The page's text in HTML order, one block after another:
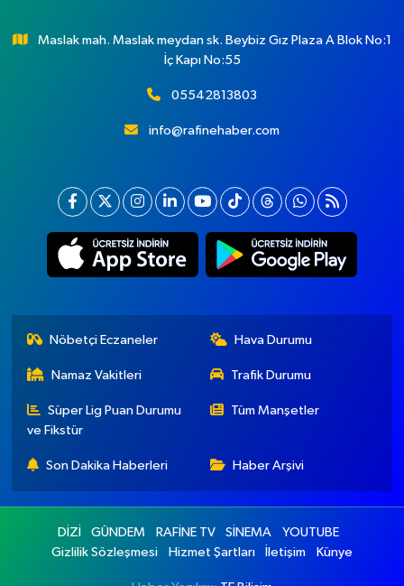
Maslak mah. Maslak meydan sk. Beybiz Gız Plaza A Blok No:1
İç Kapı No:55
05542813803
info@rafinehaber.com
Nöbetçi Eczaneler Hava Durumu
Namaz Vakitleri Trafik Durumu
Süper Lig Puan Durumu
ve Fikstür
Tüm Manşetler
Son Dakika Haberleri Haber Arşivi
DİZİ GÜNDEM RAFİNE TV SİNEMA
YOUTUBE
Gizlilik Sözleşmesi
Hizmet Şartları İletişim Künye